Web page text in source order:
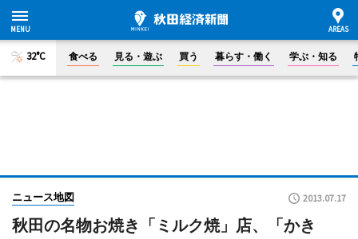
32°C 食べる 見る・遊ぶ 買う 暮らす・働く 学ぶ・知る
ニュース地図 2013.07.17
秋田の名物お焼き「ミルク焼」店、「かき